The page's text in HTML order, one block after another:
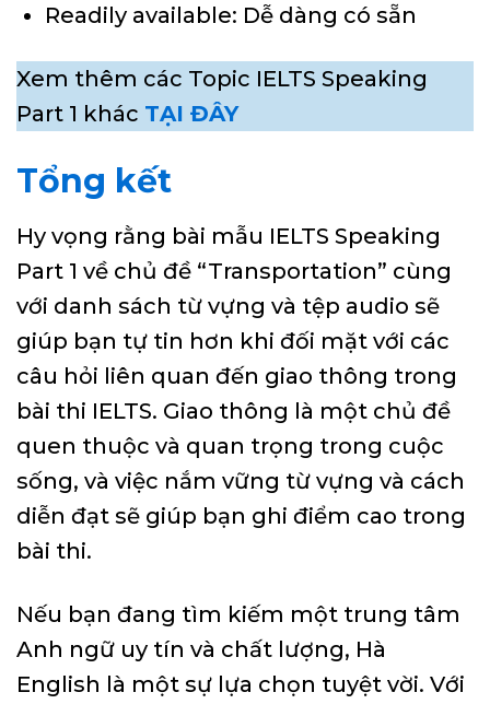
Readily available: Dễ dàng có sẵn
Xem thêm các Topic IELTS Speaking
Part 1 khác TẠI ĐÂY
Tổng kết
Hy vọng rằng bài mẫu IELTS Speaking
Part 1 về chủ đề “Transportation” cùng
với danh sách từ vựng và tệp audio sẽ
giúp bạn tự tin hơn khi đối mặt với các
câu hỏi liên quan đến giao thông trong
bài thi IELTS. Giao thông là một chủ đề
quen thuộc và quan trọng trong cuộc
sống, và việc nắm vững từ vựng và cách
diễn đạt sẽ giúp bạn ghi điểm cao trong
bài thi.
Nếu bạn đang tìm kiếm một trung tâm
Anh ngữ uy tín và chất lượng, Hà
English là một sự lựa chọn tuyệt vời. Với